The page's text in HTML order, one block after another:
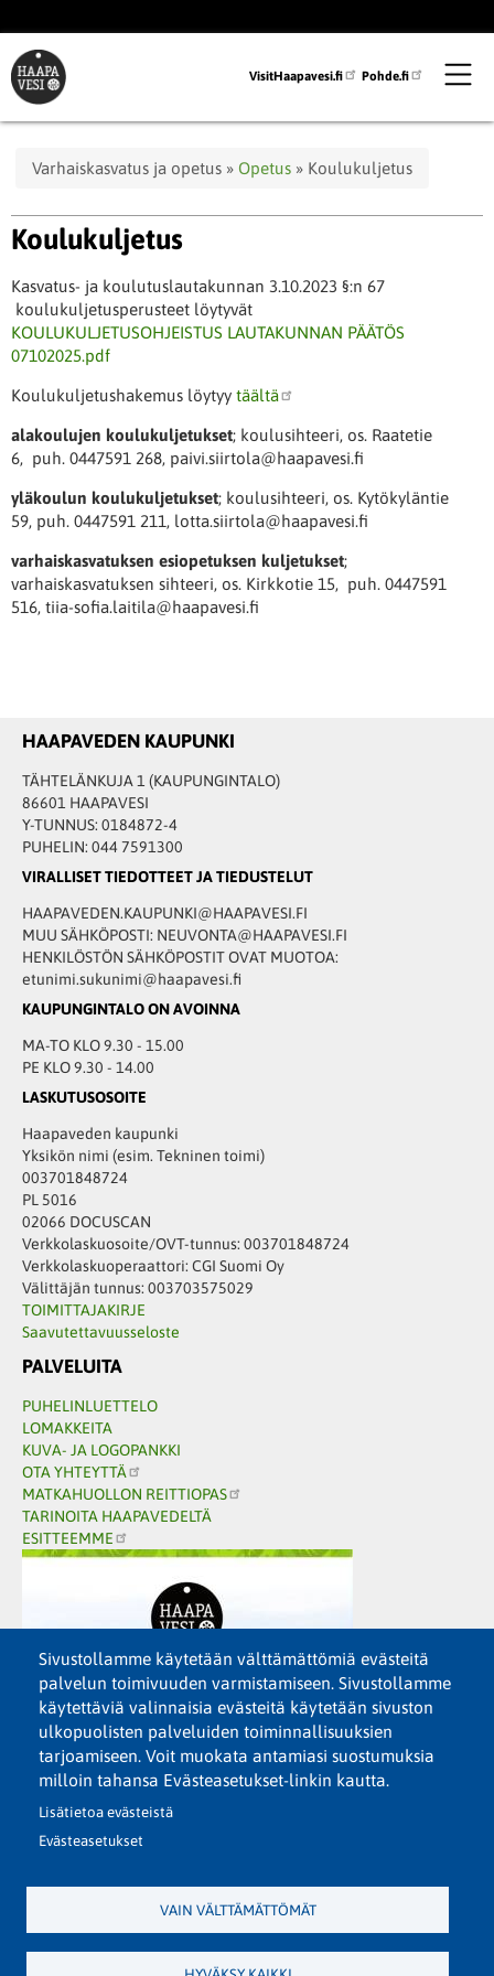
pääsisältöön
VisitHaapavesi.fi Pohde.fi
Murupolku
Varhaiskasvatus ja opetus Opetus Koulukuljetus
Koulukuljetus
Kasvatus- ja koulutuslautakunnan 3.10.2023 §:n 67
koulukuljetusperusteet löytyvät
KOULUKULJETUSOHJEISTUS LAUTAKUNNAN PÄÄTÖS
07102025.pdf
Koulukuljetushakemus löytyy täältä
alakoulujen koulukuljetukset; koulusihteeri, os. Raatetie
6, puh. 0447591 268, paivi.siirtola@haapavesi.fi
yläkoulun koulukuljetukset; koulusihteeri, os. Kytökyläntie
59, puh. 0447591 211, lotta.siirtola@haapavesi.fi
varhaiskasvatuksen esiopetuksen kuljetukset;
varhaiskasvatuksen sihteeri, os. Kirkkotie 15, puh. 0447591
516, tiia-sofia.laitila@haapavesi.fi
Sivustollamme käytetään välttämättömiä evästeitä
palvelun toimivuuden varmistamiseen. Sivustollamme
käytettäviä valinnaisia evästeitä käytetään sivuston
ulkopuolisten palveluiden toiminnallisuuksien
tarjoamiseen. Voit muokata antamiasi suostumuksia
milloin tahansa Evästeasetukset-linkin kautta.
Lisätietoa evästeistä
Evästeasetukset
VAIN VÄLTTÄMÄTTÖMÄT
HAAPAVEDEN KAUPUNKI
TÄHTELÄNKUJA 1 (KAUPUNGINTALO)
86601 HAAPAVESI
Y-TUNNUS: 0184872-4
PUHELIN: 044 7591300
VIRALLISET TIEDOTTEET JA TIEDUSTELUT
HAAPAVEDEN.KAUPUNKI@HAAPAVESI.FI
MUU SÄHKÖPOSTI: NEUVONTA@HAAPAVESI.FI
HENKILÖSTÖN SÄHKÖPOSTIT OVAT MUOTOA:
etunimi.sukunimi@haapavesi.fi
KAUPUNGINTALO ON AVOINNA
MA-TO KLO 9.30 - 15.00
PE KLO 9.30 - 14.00
LASKUTUSOSOITE
Haapaveden kaupunki
Yksikön nimi (esim. Tekninen toimi)
003701848724
PL 5016
02066 DOCUSCAN
Verkkolaskuosoite/OVT-tunnus: 003701848724
Verkkolaskuoperaattori: CGI Suomi Oy
Välittäjän tunnus: 003703575029
TOIMITTAJAKIRJE
Saavutettavuusseloste
PALVELUITA
PUHELINLUETTELO
LOMAKKEITA
KUVA- JA LOGOPANKKI
OTA YHTEYTTÄ
MATKAHUOLLON REITTIOPAS
TARINOITA HAAPAVEDELTÄ
ESITTEEMME